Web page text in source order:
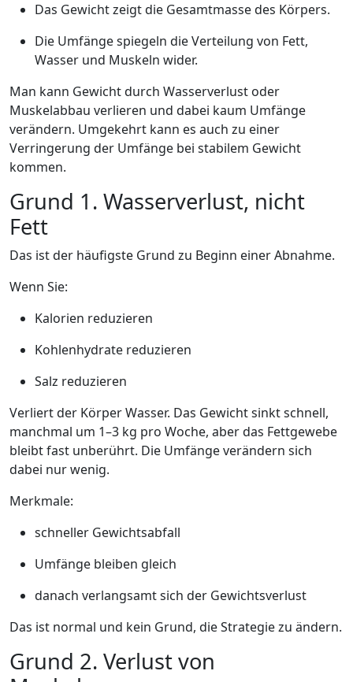
Das Gewicht zeigt die Gesamtmasse des Körpers.
Die Umfänge spiegeln die Verteilung von Fett,
Wasser und Muskeln wider.
Man kann Gewicht durch Wasserverlust oder
Muskelabbau verlieren und dabei kaum Umfänge
verändern. Umgekehrt kann es auch zu einer
Verringerung der Umfänge bei stabilem Gewicht
kommen.
Grund 1. Wasserverlust, nicht
Fett
Das ist der häufigste Grund zu Beginn einer Abnahme.
Wenn Sie:
Kalorien reduzieren
Kohlenhydrate reduzieren
Salz reduzieren
Verliert der Körper Wasser. Das Gewicht sinkt schnell,
manchmal um 1–3 kg pro Woche, aber das Fettgewebe
bleibt fast unberührt. Die Umfänge verändern sich
dabei nur wenig.
Merkmale:
schneller Gewichtsabfall
Umfänge bleiben gleich
danach verlangsamt sich der Gewichtsverlust
Das ist normal und kein Grund, die Strategie zu ändern.
Grund 2. Verlust von